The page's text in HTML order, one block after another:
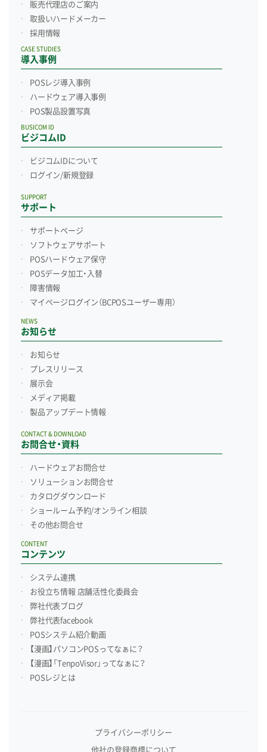
販売代理店のご案内
取扱いハードメーカー
採用情報
導入事例
CASE STUDIES
POSレジ導入事例
ハードウェア導入事例
POS製品設置写真
ビジコムID
BUSICOM ID
ビジコムIDについて
ログイン/新規登録
サポート
SUPPORT
サポートページ
ソフトウェアサポート
POSハードウェア保守
POSデータ加工・入替
障害情報
マイページログイン （BCPOSユーザー専用）
お知らせ
NEWS
お知らせ
プレスリリース
展示会
メディア掲載
製品アップデート情報
お問合せ・資料
CONTACT & DOWNLOAD
ハードウェアお問合せ
ソリューションお問合せ
カタログダウンロード
ショールーム予約/オンライン相談
その他お問合せ
コンテンツ
CONTENT
システム連携
お役立ち情報 店舗活性化委員会
弊社代表ブログ
弊社代表facebook
POSシステム紹介動画
【漫画】パソコンPOSってなぁに？
【漫画】「TenpoVisor」ってなぁに？
POSレジとは
プライバシーポリシー
他社の登録商標について